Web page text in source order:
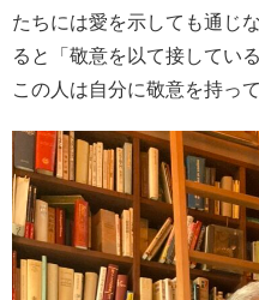
たちには愛を示しても通じ
ると「敬意を以て接してい
この人は自分に敬意を持っ